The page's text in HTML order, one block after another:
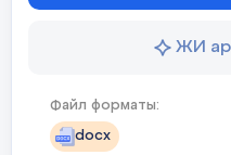
ЖИ
Файл форматы:
docx